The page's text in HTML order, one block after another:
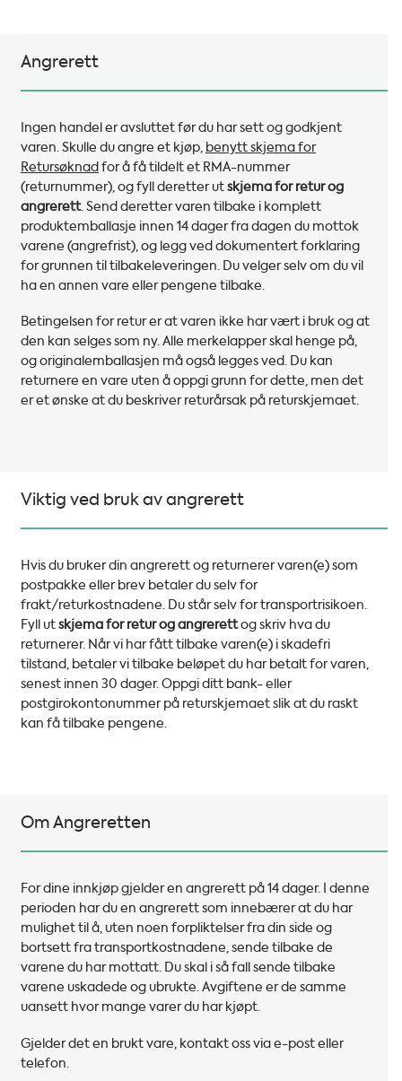
Angrerett
Ingen handel er avsluttet før du har sett og godkjent
varen. Skulle du angre et kjøp, benytt skjema for
Retursøknadfor å få tildelt et RMA-nummer
(returnummer), og fyll deretter utskjema for retur og
angrerett.Send deretter varen tilbake i komplett
produktemballasje innen 14 dager fra dagen du mottok
varene (angrefrist), og legg ved dokumentert forklaring
for grunnen til tilbakeleveringen. Du velger selv om du vil
ha en annen vare eller pengene tilbake.
Betingelsen for retur er at varen ikke har vært i bruk og at
den kan selges som ny. Alle merkelapper skal henge på,
og originalemballasjen må også legges ved. Du kan
returnere en vare uten å oppgi grunn for dette, men det
er et ønske at du beskriver returårsak på returskjemaet.
Viktig ved bruk av angrerett
Hvis du bruker din angrerett og returnerer varen(e) som
postpakke eller brev betaler du selv for
frakt/returkostnadene. Du står selv for transportrisikoen.
Fyll utskjema for retur og angrerettog skriv hva du
returnerer. Når vi har fått tilbake varen(e) i skadefri
tilstand, betaler vi tilbake beløpet du har betalt for varen,
senest innen 30 dager. Oppgi ditt bank- eller
postgirokontonummer på returskjemaet slik at du raskt
kan få tilbake pengene.
Om Angreretten
For dine innkjøp gjelder en angrerett på 14 dager. I denne
perioden har du en angrerett som innebærer at du har
mulighet til å, uten noen forpliktelser fra din side og
bortsett fra transportkostnadene, sende tilbake de
varene du har mottatt. Du skal i så fall sende tilbake
varene uskadede og ubrukte. Avgiftene er de samme
uansett hvor mange varer du har kjøpt.
Gjelder det en brukt vare, kontakt oss via e-post eller
telefon.